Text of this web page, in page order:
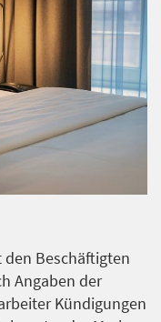
den Beschäftigten
Angaben der
Kündigungen